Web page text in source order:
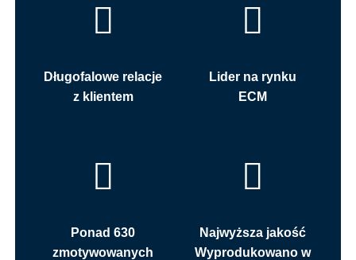
Długofalowe relacje
z klientem
Lider na rynku
ECM
Ponad 630
zmotywowanych
Najwyższa jakość
Wyprodukowano w